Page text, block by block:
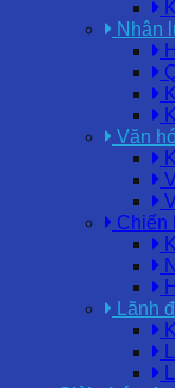
Nhân
Văn
Chiến
Lãnh